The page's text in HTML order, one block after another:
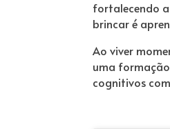
fortalecendo
brincar é
Ao viver
uma
cognitivos